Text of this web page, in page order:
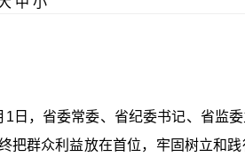
，省委常委、省纪委书记、省监委
把群众利益放在首位，牢固树立和